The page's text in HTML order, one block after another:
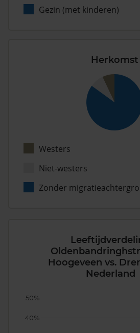
Gezin (met kinderen)
Herkomst
Westers
Niet-westers
Zonder
Hoogeveen vs.
Nederland
40%
50%